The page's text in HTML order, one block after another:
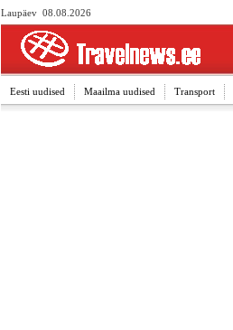
Laupäev 08.08.2026
Eesti uudised Maailma uudised Transport